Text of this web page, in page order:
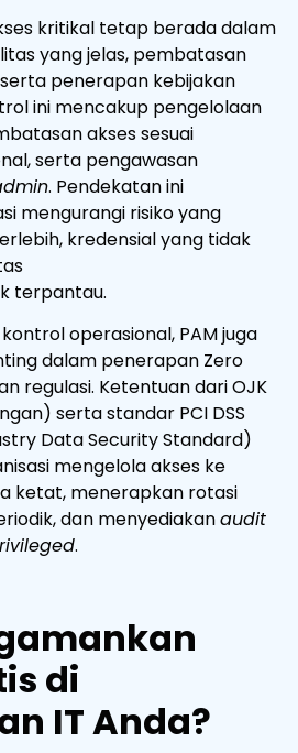
kritikal tetap berada dalam
yang jelas, pembatasan
penerapan kebijakan
ini mencakup pengelolaan
akses sesuai
serta pengawasan
. Pendekatan ini
mengurangi risiko yang
kredensial yang tidak
terpantau.
operasional, PAM juga
dalam penerapan Zero
regulasi. Ketentuan dari OJK
serta standar PCI DSS
Data Security Standard)
mengelola akses ke
ketat, menerapkan rotasi
dan menyediakanaudit
.
di
IT Anda?